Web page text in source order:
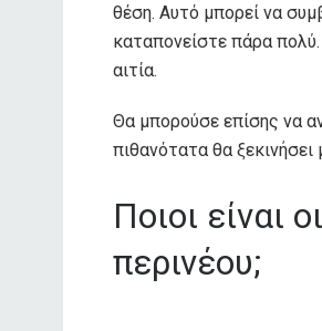
θέση. Αυτό μπορεί να
καταπονείστε πάρα
αιτία.
Θα μπορούσε επίσης να
πιθανότατα θα ξεκινήσει
Ποιοι είναι
περινέου;